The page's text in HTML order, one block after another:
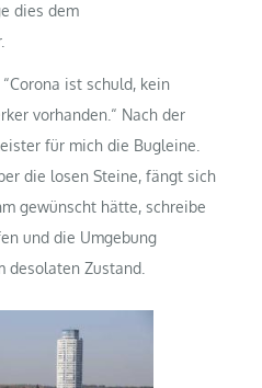
dies dem
ist schuld, kein
vorhanden.“ Nach der
für mich die Bugleine.
die losen Steine, fängt sich
gewünscht hätte, schreibe
und die Umgebung
desolaten Zustand.